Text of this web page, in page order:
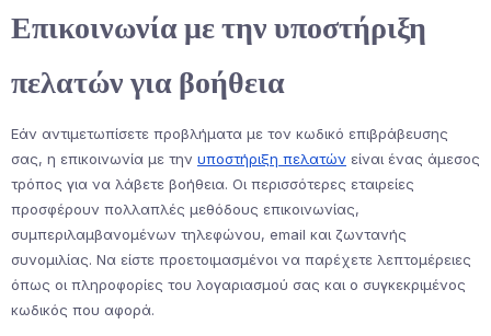
Επικοινωνία με την υποστήριξη
πελατών για βοήθεια
Εάν αντιμετωπίσετε προβλήματα με τον κωδικό επιβράβευσης
σας, η επικοινωνία με την υποστήριξη πελατών είναι ένας άμεσος
τρόπος για να λάβετε βοήθεια. Οι περισσότερες εταιρείες
προσφέρουν πολλαπλές μεθόδους επικοινωνίας,
συμπεριλαμβανομένων τηλεφώνου, email και ζωντανής
συνομιλίας. Να είστε προετοιμασμένοι να παρέχετε λεπτομέρειες
όπως οι πληροφορίες του λογαριασμού σας και ο συγκεκριμένος
κωδικός που αφορά.